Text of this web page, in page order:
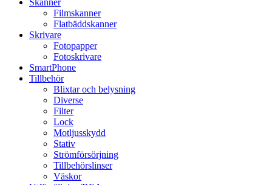
Filmskanner
Flatbäddskanner
Skrivare
Fotopapper
Fotoskrivare
SmartPhone
Tillbehör
Blixtar och belysning
Diverse
Filter
Lock
Motljusskydd
Stativ
Strömförsörjning
Tillbehörslinser
Väskor